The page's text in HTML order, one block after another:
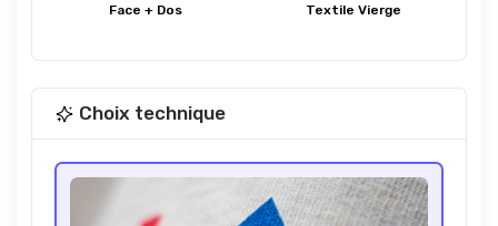
Face + Dos Textile Vierge
Choix technique